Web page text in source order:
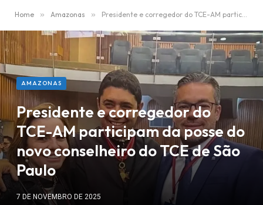
Home » Amazonas » Presidente e corregedor do TCE-AM participam da posse do novo conselheiro do TCE de São Paulo
AMAZONAS
Presidente e corregedor do
TCE-AM participam da posse do
novo conselheiro do TCE de São
Paulo
7 DE NOVEMBRO DE 2025